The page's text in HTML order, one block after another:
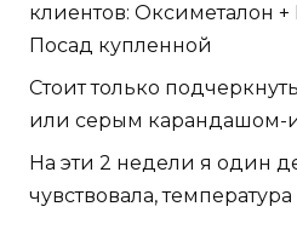
клиентов: Оксиметалон
Посад купленной
Стоит только
или серым карандашом-и
На эти 2 недели я один
чувствовала,